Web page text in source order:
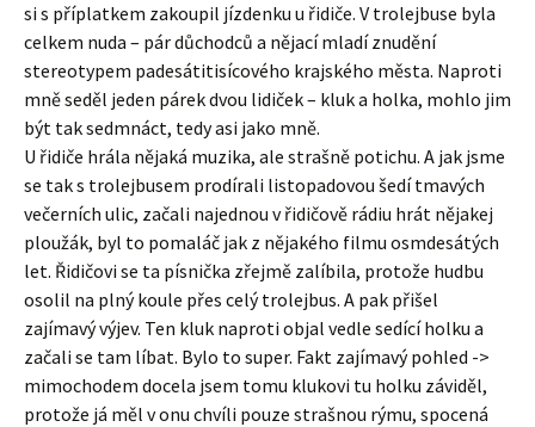
si s příplatkem zakoupil jízdenku u řidiče. V trolejbuse byla
celkem nuda – pár důchodců a nějací mladí znudění
stereotypem padesátitisícového krajského města. Naproti
mně seděl jeden párek dvou lidiček – kluk a holka, mohlo jim
být tak sedmnáct, tedy asi jako mně.
U řidiče hrála nějaká muzika, ale strašně potichu. A jak jsme
se tak s trolejbusem prodírali listopadovou šedí tmavých
večerních ulic, začali najednou v řidičově rádiu hrát nějakej
ploužák, byl to pomaláč jak z nějakého filmu osmdesátých
let. Řidičovi se ta písnička zřejmě zalíbila, protože hudbu
osolil na plný koule přes celý trolejbus. A pak přišel
zajímavý výjev. Ten kluk naproti objal vedle sedící holku a
začali se tam líbat. Bylo to super. Fakt zajímavý pohled ->
mimochodem docela jsem tomu klukovi tu holku záviděl,
protože já měl v onu chvíli pouze strašnou rýmu, spocená